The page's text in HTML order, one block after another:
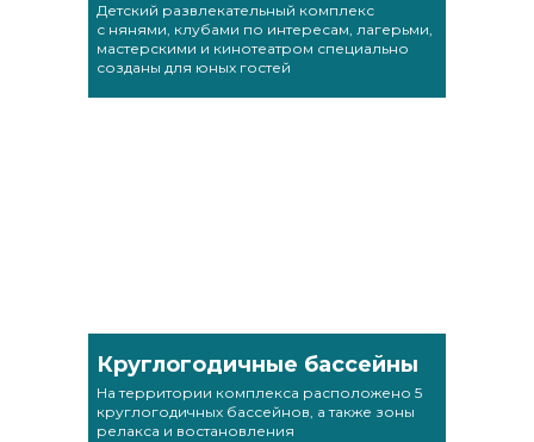
Детский развлекательный комплекс
с нянями, клубами по интересам, лагерьми,
мастерскими и кинотеатром специально
созданы для юных гостей
Круглогодичные бассейны
На территории комплекса расположено 5
круглогодичных бассейнов, а также зоны
релакса и востановления